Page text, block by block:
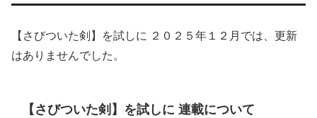
【さびついた剣】を試しに ２０２５年１２月では、更新
はありませんでした。
【さびついた剣】を試しに 連載について